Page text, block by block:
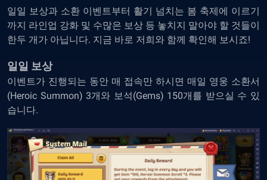
일일 보상과 소환 이벤트부터 활기 넘치는 봄 축제에 이르기
까지 라인업 강화 및 수많은 보상 등 놓치지 말아야 할 것들이
한두 개가 아닙니다. 지금 바로 저희와 함께 확인해 보시죠!
일일 보상
이벤트가 진행되는 동안 매 접속만 하시면 매일 영웅 소환서
(Heroic Summon) 3개와 보석(Gems) 150개를 받으실 수 있
습니다.